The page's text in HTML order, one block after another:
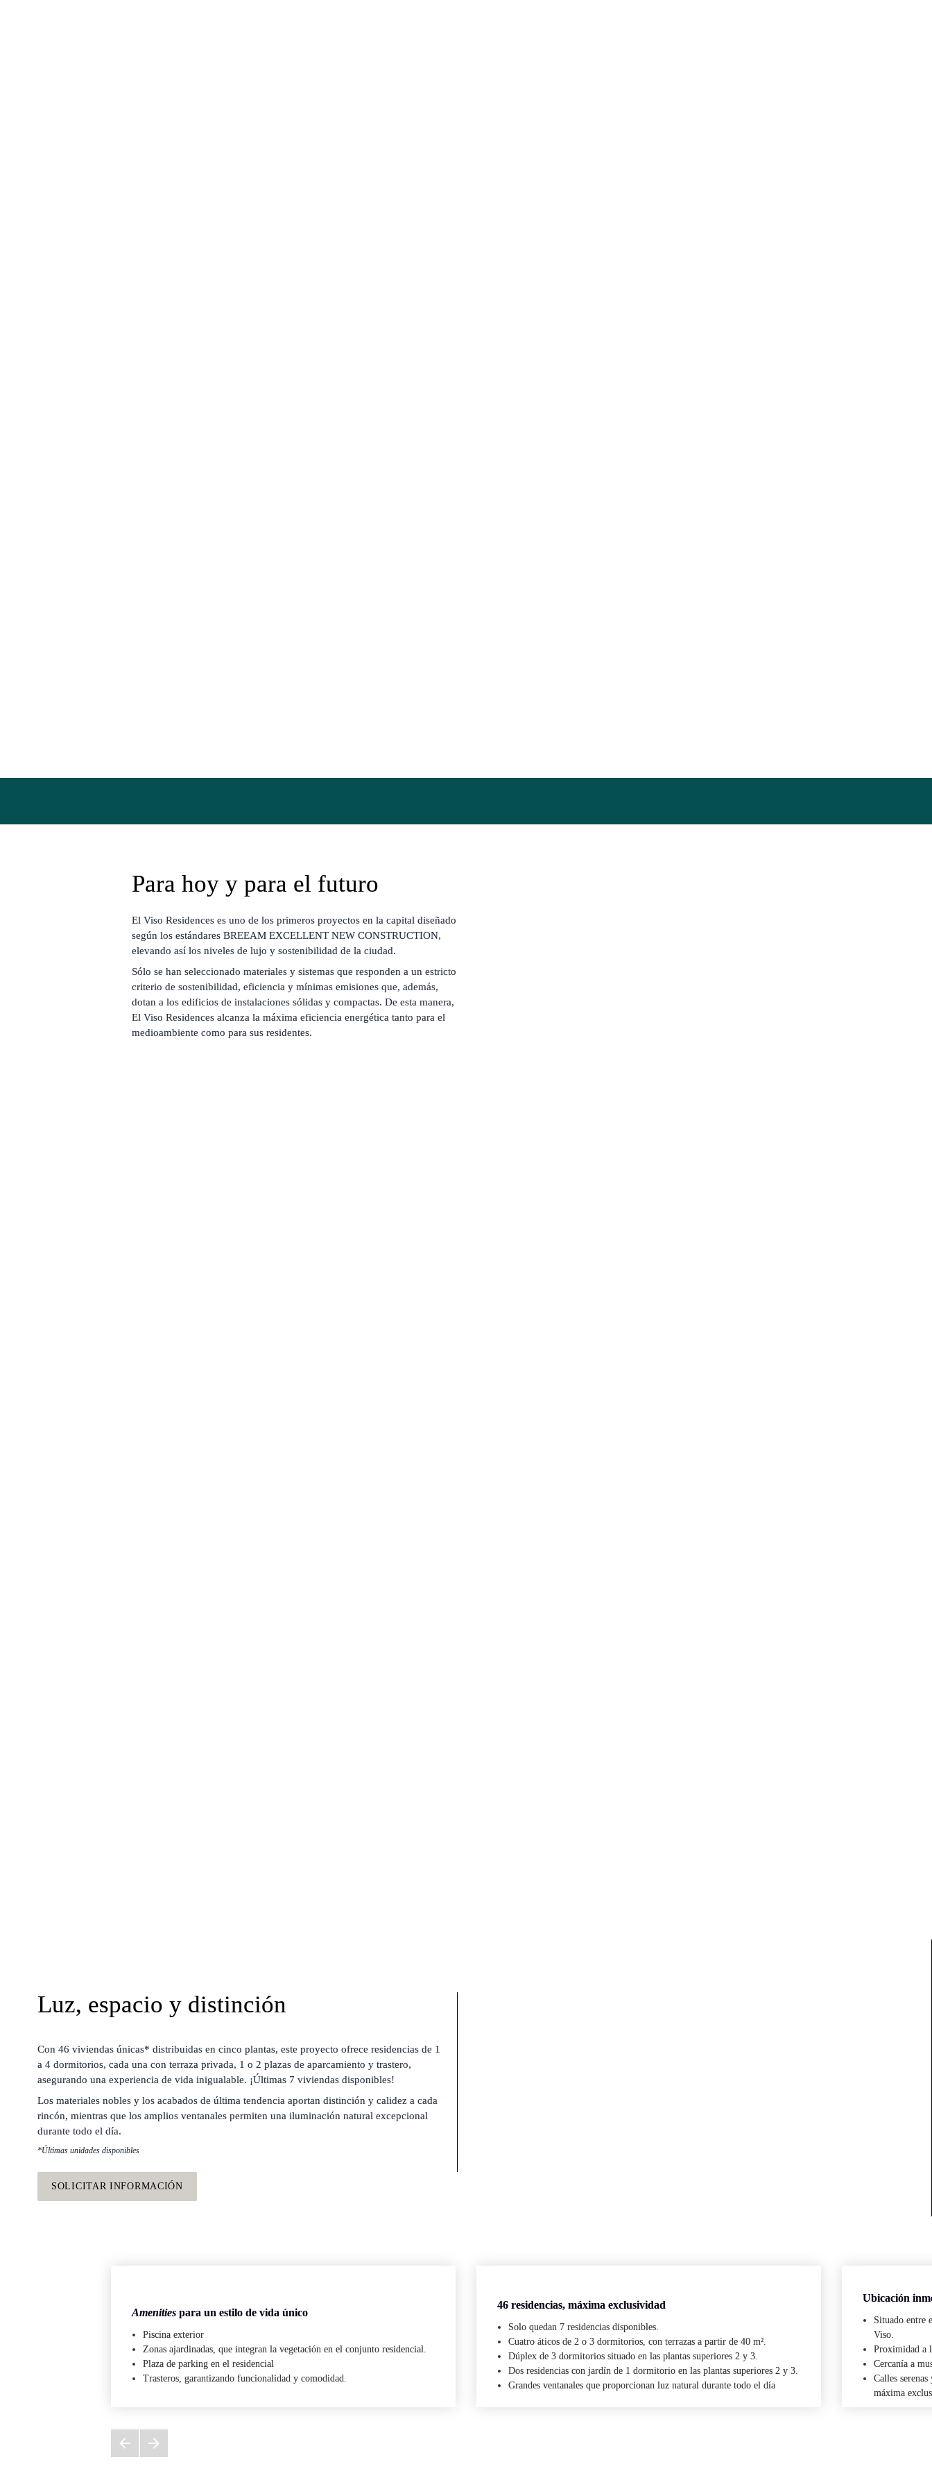
Para hoy y para el futuro
El Viso Residences es uno de los primeros proyectos en la capital diseñado
según los estándares BREEAM EXCELLENT NEW CONSTRUCTION,
elevando así los niveles de lujo y sostenibilidad de la ciudad.
Sólo se han seleccionado materiales y sistemas que responden a un estricto
criterio de sostenibilidad, eficiencia y mínimas emisiones que, además,
dotan a los edificios de instalaciones sólidas y compactas. De esta manera,
El Viso Residences alcanza la máxima eficiencia energética tanto para el
medioambiente como para sus residentes.
Luz, espacio y distinción
Con 46 viviendas únicas* distribuidas en cinco plantas, este proyecto ofrece residencias de 1
a 4 dormitorios, cada una con terraza privada, 1 o 2 plazas de aparcamiento y trastero,
asegurando una experiencia de vida inigualable. ¡Últimas 7 viviendas disponibles!
Los materiales nobles y los acabados de última tendencia aportan distinción y calidez a cada
rincón, mientras que los amplios ventanales permiten una iluminación natural excepcional
durante todo el día.
*Últimas unidades disponibles
SOLICITAR INFORMACIÓN
Amenities para un estilo de vida único
Piscina exterior
Zonas ajardinadas , que integran la vegetación en el conjunto residencial.
Plaza de parking en el residencial
Trasteros , garantizando funcionalidad y comodidad.
46 residencias, máxima exclusividad
Solo quedan 7 residencias disponibles.
Cuatro áticos de 2 o 3 dormitorios, con terrazas a partir de 40 m².
Dúplex de 3 dormitorios situado en las plantas superiores 2 y 3.
Dos residencias con jardín de 1 dormitorio en las plantas superiores 2 y 3.
Grandes ventanales que proporcionan luz natural durante todo el día
Ubicación
Situado entre
Viso.
Proximidad a
Cercanía a
Calles
máxima